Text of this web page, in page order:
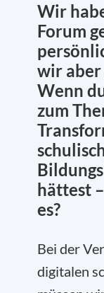
Wir
Forum
wir aber
Wenn
zum
hättest
es?
Bei der
digitalen